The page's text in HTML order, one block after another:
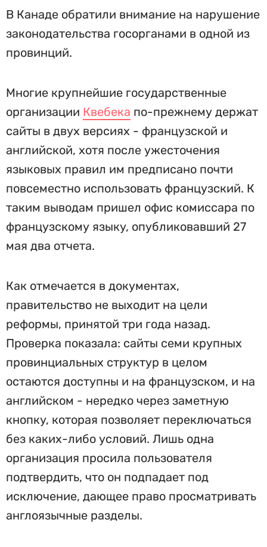
В Канаде обратили внимание на нарушение
законодательства госорганами в одной из
провинций.
Многие крупнейшие государственные
организации Квебека по-прежнему держат
сайты в двух версиях - французской и
английской, хотя после ужесточения
языковых правил им предписано почти
повсеместно использовать французский. К
таким выводам пришел офис комиссара по
французскому языку, опубликовавший 27
мая два отчета.
Как отмечается в документах,
правительство не выходит на цели
реформы, принятой три года назад.
Проверка показала: сайты семи крупных
провинциальных структур в целом
остаются доступны и на французском, и на
английском - нередко через заметную
кнопку, которая позволяет переключаться
без каких-либо условий. Лишь одна
организация просила пользователя
подтвердить, что он подпадает под
исключение, дающее право просматривать
англоязычные разделы.